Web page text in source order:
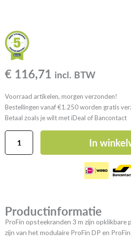
€ 116,71 incl. BTW
Voorraad artikelen, morgen verzonden!
Bestellingen vanaf €1.250 worden gratis
Betaal zoals je wilt met iDeal of Bancontact
GutJahr
ProFin
opsteekranden
In
Productinformatie
ProFin opsteekranden 3 m zijn opklikbare
zijn van het modulaire ProFin DP en